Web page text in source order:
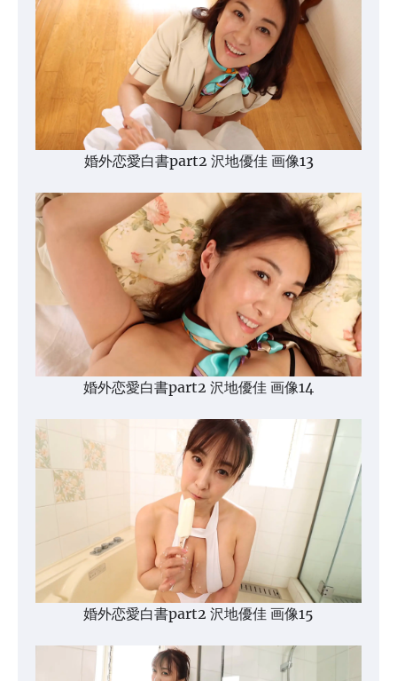
婚外恋愛白書part2 沢地優佳 画像13
婚外恋愛白書part2 沢地優佳 画像14
婚外恋愛白書part2 沢地優佳 画像15